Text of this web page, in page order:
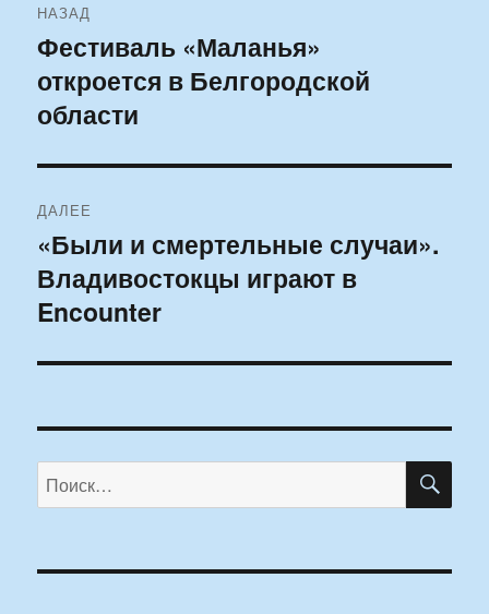
по
записям
НАЗАД
Предыдущая
запись:
Фестиваль «Маланья»
откроется в Белгородской
области
ДАЛЕЕ
Следующая
запись:
«Были и смертельные случаи».
Владивостокцы играют в
Encounter
Искать: